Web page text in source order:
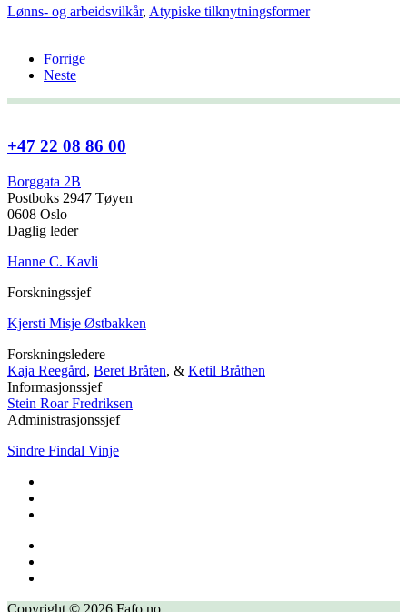
Lønns- og arbeidsvilkår, Atypiske tilknytningsformer
Forrige
Neste
+47 22 08 86 00
Borggata 2B
Postboks 2947 Tøyen
0608 Oslo
Daglig leder
Hanne C. Kavli
Forskningssjef
Kjersti Misje Østbakken
Forskningsledere
Kaja Reegård, Beret Bråten, & Ketil Bråthen
Informasjonssjef
Stein Roar Fredriksen
Administrasjonssjef
Sindre Findal Vinje
Copyright © 2026 Fafo.no